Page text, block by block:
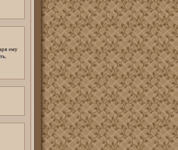
ему